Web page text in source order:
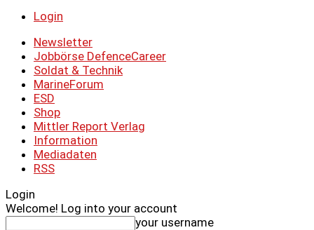
Login
Newsletter
Jobbörse DefenceCareer
Soldat & Technik
MarineForum
ESD
Shop
Mittler Report Verlag
Information
Mediadaten
RSS
Login
Welcome! Log into your account
your username